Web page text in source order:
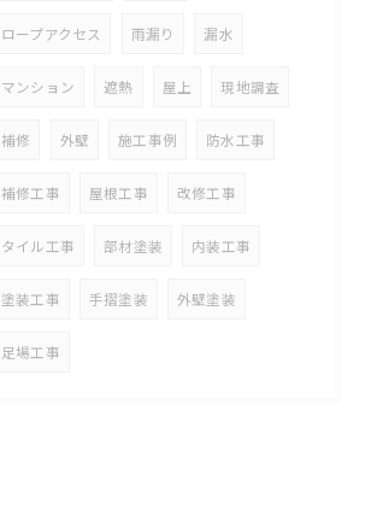
ロープアクセス 雨漏り 漏水
マンション 遮熱 屋上 現地調査
補修 外壁 施工事例 防水工事
補修工事 屋根工事 改修工事
タイル工事 部材塗装 内装工事
塗装工事 手摺塗装 外壁塗装
足場工事